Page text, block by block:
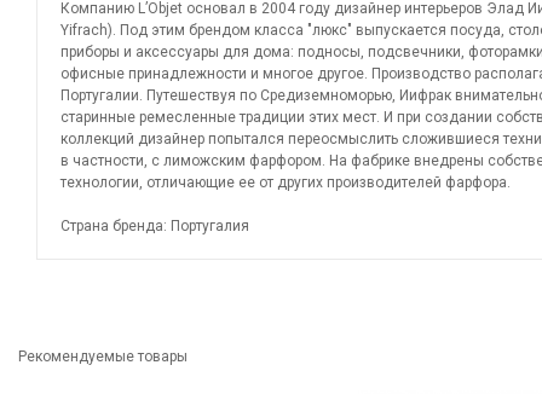
Компанию L’Objet основал в 2004 году дизайнер интерьеров Элад
Yifrach). Под этим брендом класса "люкс" выпускается посуда,
приборы и аксессуары для дома: подносы, подсвечники,
офисные принадлежности и многое другое. Производство
Португалии. Путешествуя по Средиземноморью, Иифрак
старинные ремесленные традиции этих мест. И при создании
коллекций дизайнер попытался переосмыслить сложившиеся
в частности, с лиможским фарфором. На фабрике внедрены
технологии, отличающие ее от других производителей фарфора.
Страна бренда: Португалия
Рекомендуемые товары